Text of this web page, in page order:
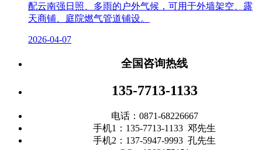
配云南强日照、多雨的户外气候，可用于外墙架空、露
天商铺、庭院燃气管道铺设。
2026-04-07
全国咨询热线
135-7713-1133
电话：0871-68226667
手机1：135-7713-1133 邓先生
手机2：137-5947-9993 孔先生